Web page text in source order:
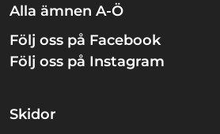
Alla ämnen A-Ö
Följ oss på Facebook
Följ oss på Instagram
Skidor